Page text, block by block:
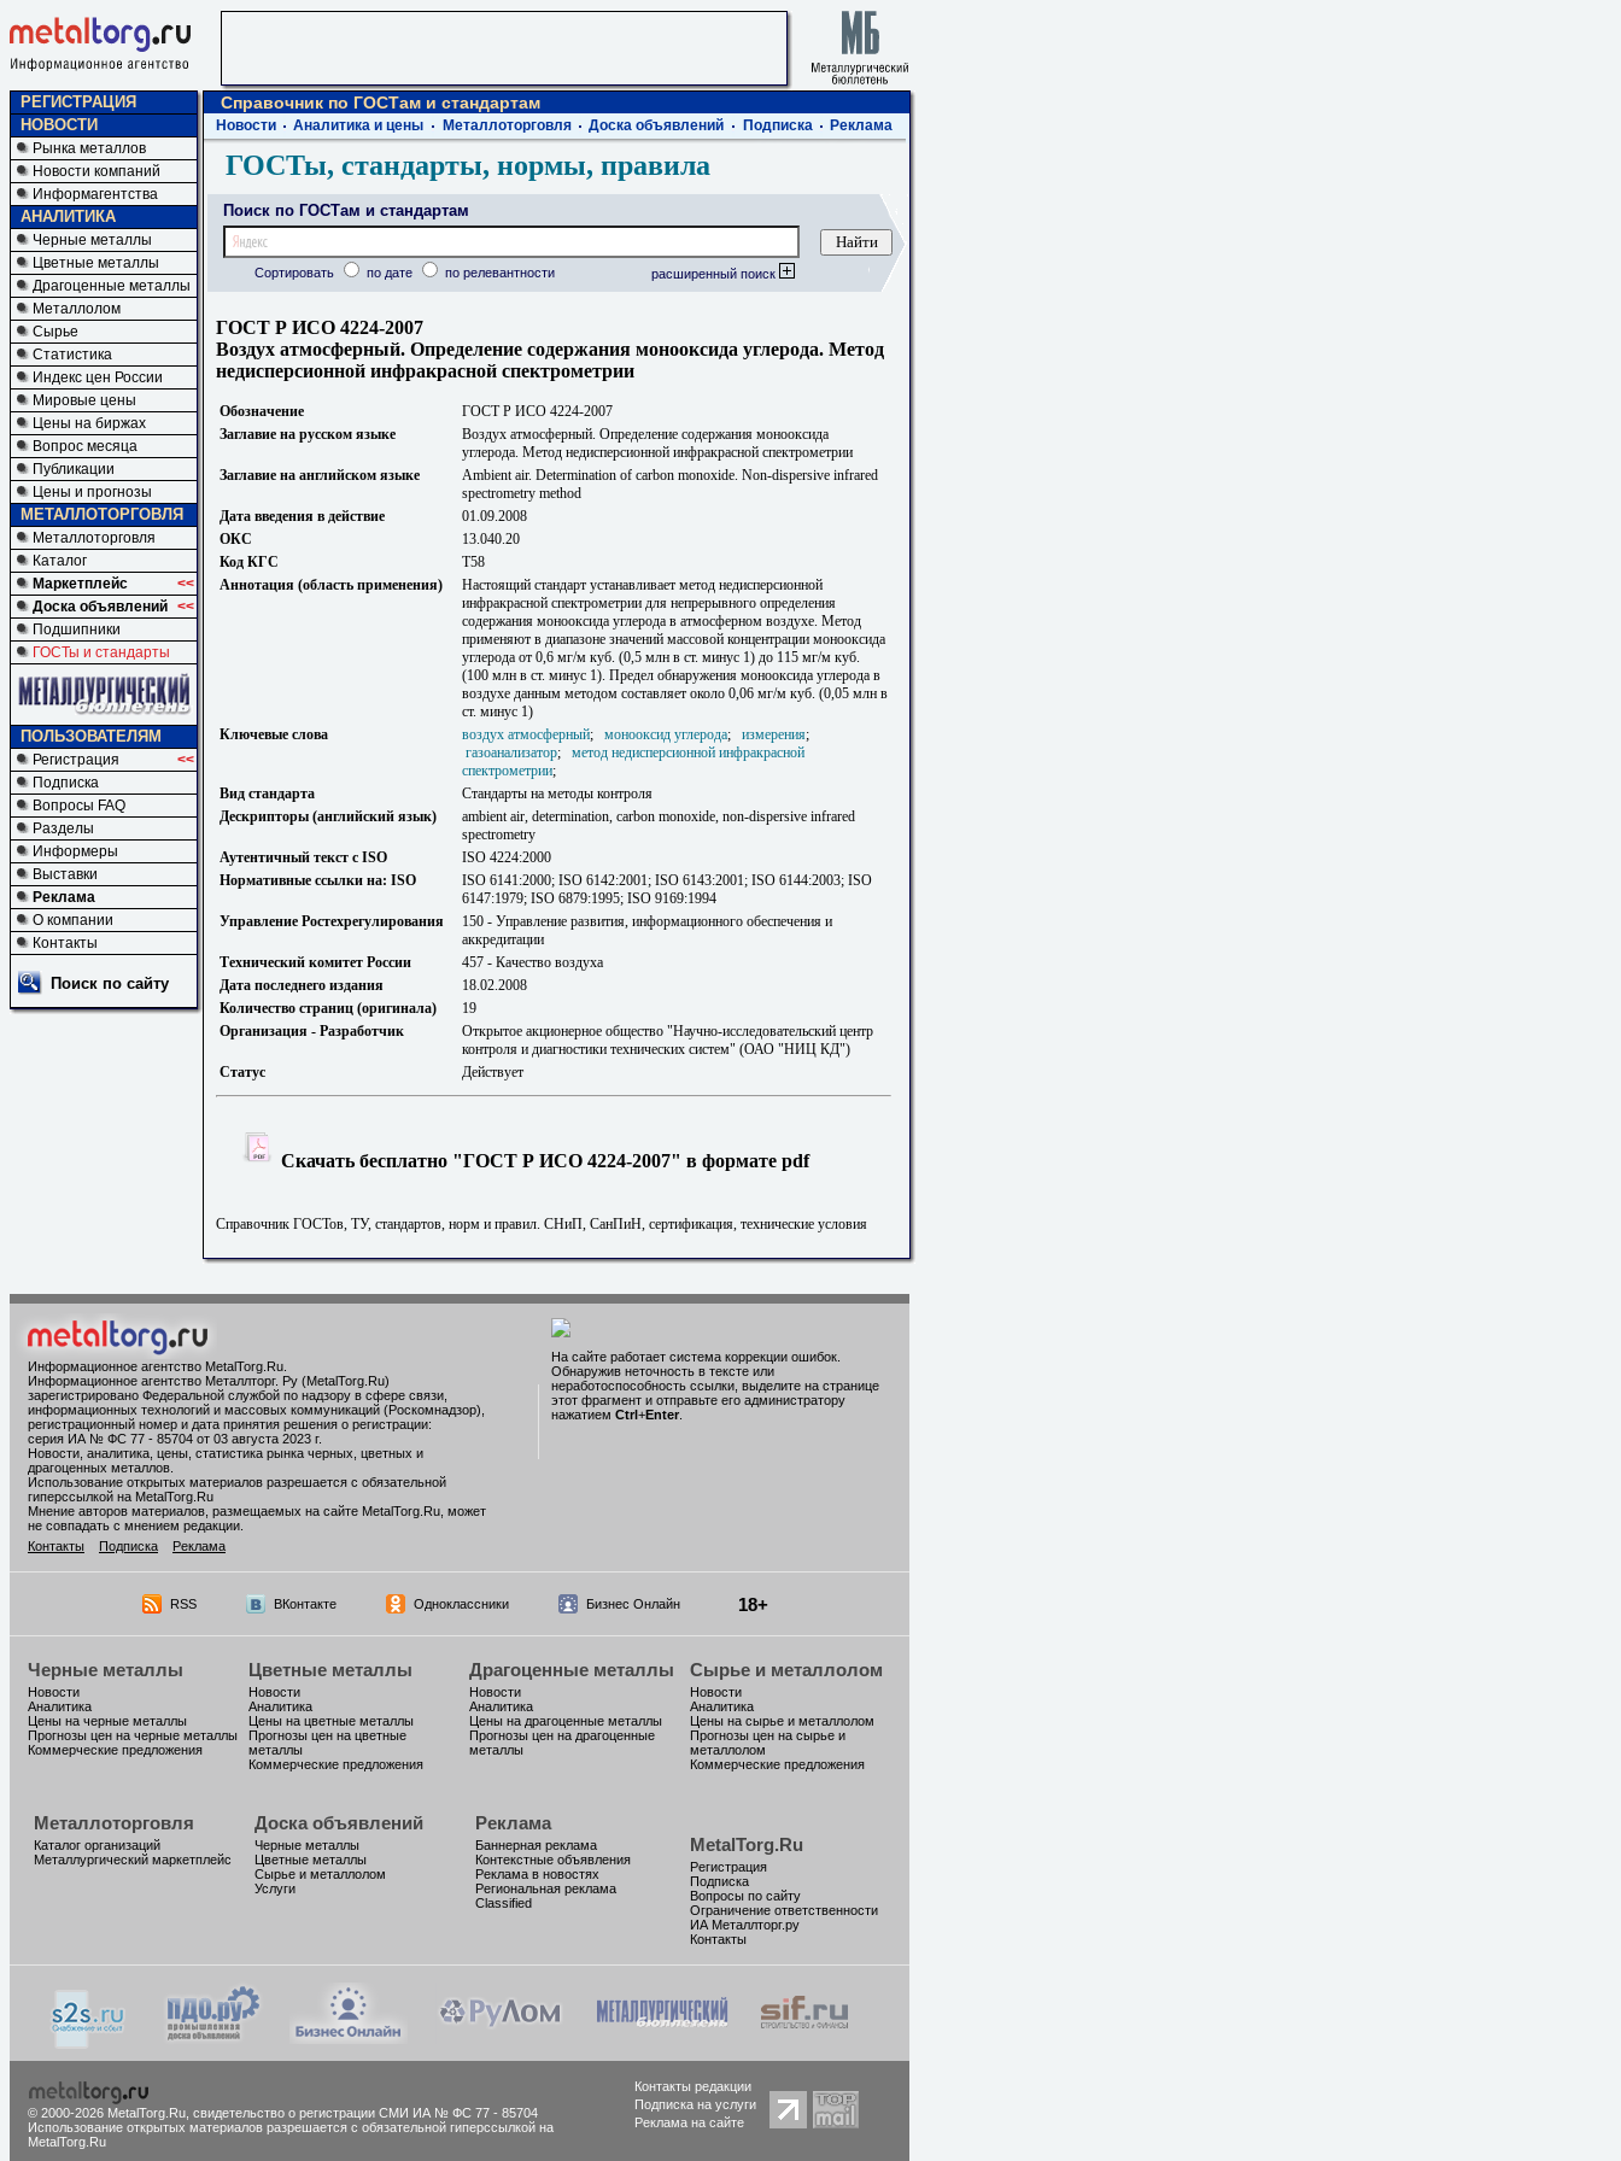
РЕГИСТРАЦИЯ
НОВОСТИ
Рынка металлов
Новости компаний
Информагентства
АНАЛИТИКА
Черные металлы
Цветные металлы
Драгоценные металлы
Металлолом
Сырье
Статистика
Индекс цен России
Мировые цены
Цены на биржах
Вопрос месяца
Публикации
Цены и прогнозы
МЕТАЛЛОТОРГОВЛЯ
Металлоторговля
Каталог
Маркетплейс
<<
Доска объявлений <<
Подшипники
ГОСТы и стандарты
ПОЛЬЗОВАТЕЛЯМ
Регистрация
<<
Подписка
Вопросы FAQ
Разделы
Информеры
Выставки
Реклама
О компании
Контакты
Поиск по сайту
Справочник по ГОСТам и стандартам
Новости Аналитика и цены Металлоторговля Доска объявлений Подписка Реклама
ГОСТы, стандарты, нормы, правила
Поиск по ГОСТам и стандартам
Сортировать по дате по релевантности расширенный поиск
ГОСТ Р ИСО 4224-2007
Воздух атмосферный. Определение содержания монооксида углерода. Метод
недисперсионной инфракрасной спектрометрии
Обозначение
ГОСТ Р ИСО 4224-2007
Заглавие на русском языке
Воздух атмосферный. Определение содержания монооксида
углерода. Метод недисперсионной инфракрасной спектрометрии
Заглавие на английском языке
Ambient air. Determination of carbon monoxide. Non-dispersive infrared
spectrometry method
Дата введения в действие
01.09.2008
ОКС
13.040.20
Код КГС
Т58
Аннотация (область применения)
Настоящий стандарт устанавливает метод недисперсионной
инфракрасной спектрометрии для непрерывного определения
содержания монооксида углерода в атмосферном воздухе. Метод
применяют в диапазоне значений массовой концентрации монооксида
углерода от 0,6 мг/м куб. (0,5 млн в ст. минус 1) до 115 мг/м куб.
(100 млн в ст. минус 1). Предел обнаружения монооксида углерода в
воздухе данным методом составляет около 0,06 мг/м куб. (0,05 млн в
ст. минус 1)
Ключевые слова
воздух атмосферный; монооксид углерода; измерения;
газоанализатор; метод недисперсионной инфракрасной
спектрометрии;
Вид стандарта
Стандарты на методы контроля
Дескрипторы (английский язык)
ambient air, determination, carbon monoxide, non-dispersive infrared
spectrometry
Аутентичный текст с ISO
ISO 4224:2000
Нормативные ссылки на: ISO
ISO 6141:2000; ISO 6142:2001; ISO 6143:2001; ISO 6144:2003; ISO
6147:1979; ISO 6879:1995; ISO 9169:1994
Управление Ростехрегулирования
150 - Управление развития, информационного обеспечения и
аккредитации
Технический комитет России
457 - Качество воздуха
Дата последнего издания
18.02.2008
Количество страниц (оригинала)
19
Организация - Разработчик
Открытое акционерное общество "Научно-исследовательский центр
контроля и диагностики технических систем" (ОАО "НИЦ КД")
Статус
Действует
Скачать бесплатно "ГОСТ Р ИСО 4224-2007" в формате pdf
Справочник ГОСТов, ТУ, стандартов, норм и правил. СНиП, СанПиН, сертификация, технические условия
Информационное агентство MetalTorg.Ru
Информационное агентство Металлторг. Ру (MetalTorg.Ru)
зарегистрировано Федеральной службой по надзору в сфере связи,
информационных технологий и массовых коммуникаций (Роскомнадзор),
регистрационный номер и дата принятия решения о регистрации:
серия ИА № ФС 77 - 85704 от 03 августа 2023 г.
Новости, аналитика, цены, статистика рынка черных, цветных и
драгоценных металлов.
Использование открытых материалов разрешается с обязательной
гиперссылкой на MetalTorg.Ru
Мнение авторов материалов, размещаемых на сайте MetalTorg.Ru, может
не совпадать с мнением редакции.
Контакты
Подписка Реклама
На сайте работает система коррекции ошибок.
Обнаружив неточность в тексте или
неработоспособность ссылки, выделите на странице
этот фрагмент и отправьте его администратору
нажатием Ctrl+Enter
RSS ВКонтакте Одноклассники Бизнес Онлайн 18+
Черные металлы
Новости
Аналитика
Цены на черные металлы
Прогнозы цен на черные металлы
Коммерческие предложения
Цветные металлы
Новости
Аналитика
Цены на цветные металлы
Прогнозы цен на цветные
металлы
Коммерческие предложения
Драгоценные металлы
Новости
Аналитика
Цены на драгоценные металлы
Прогнозы цен на драгоценные
металлы
Сырье и металлолом
Новости
Аналитика
Цены на сырье и металлолом
Прогнозы цен на сырье и
металлолом
Коммерческие предложения
Металлоторговля
Каталог организаций
Металлургический маркетплейс
Доска объявлений
Черные металлы
Цветные металлы
Сырье и металлолом
Услуги
Реклама
Баннерная реклама
Контекстные объявления
Реклама в новостях
Региональная реклама
Classified
MetalTorg.Ru
Регистрация
Подписка
Вопросы по сайту
Ограничение ответственности
ИА Металлторг.ру
Контакты
© 2000-2026 MetalTorg.Ru, cвидетельство о регистрации СМИ ИА № ФС 77 - 85704
Использование открытых материалов разрешается с обязательной гиперссылкой на
MetalTorg.Ru
Контакты редакции
Подписка на услуги
Реклама на сайте